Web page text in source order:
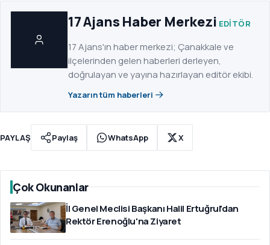
17 Ajans Haber Merkezi EDITÖR
17 Ajans'ın haber merkezi; Çanakkale ve
ilçelerinden gelen haberleri derleyen,
doğrulayan ve yayına hazırlayan editör ekibi.
Yazarın tüm haberleri
PAYLAŞ Paylaş WhatsApp X
Çok Okunanlar
İl Genel Meclisi Başkanı Halil Ertuğrul'dan
Rektör Erenoğlu'na Ziyaret